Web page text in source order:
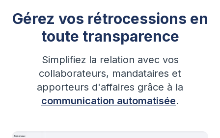
Gérez vos rétrocessions en
toute transparence
Simplifiez la relation avec vos
collaborateurs, mandataires et
apporteurs d'affaires grâce à la
communication automatisée.